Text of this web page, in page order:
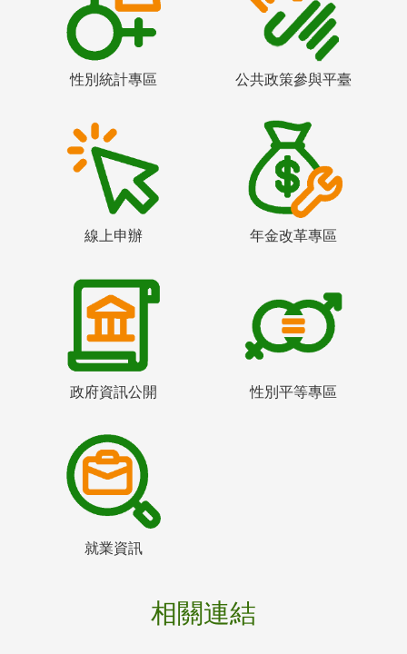
性別統計專區 公共政策參與平臺
線上申辦 年金改革專區
政府資訊公開 性別平等專區
就業資訊
相關連結